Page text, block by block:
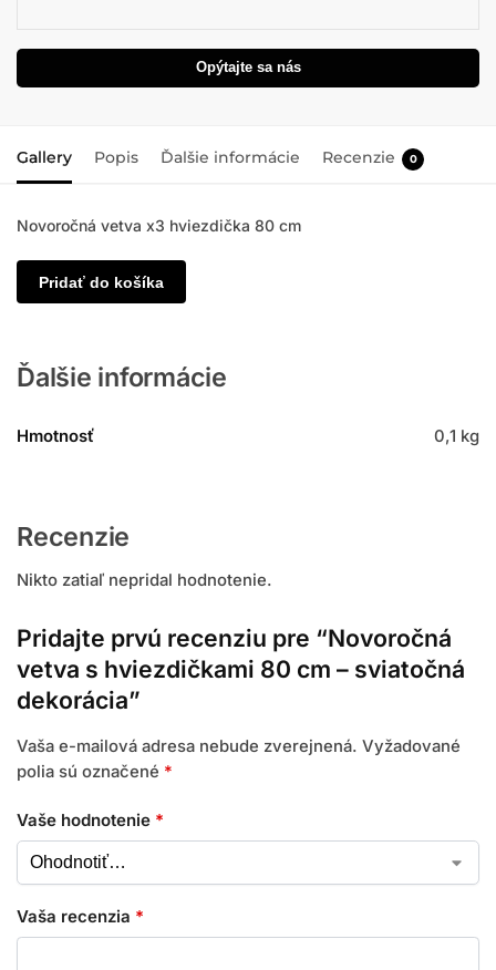
Opýtajte sa nás
Gallery Popis Ďalšie informácie Recenzie 0
Novoročná vetva x3 hviezdička 80 cm
Pridať do košíka
Ďalšie informácie
Hmotnosť 0,1 kg
Recenzie
Nikto zatiaľ nepridal hodnotenie.
Pridajte prvú recenziu pre “Novoročná
vetva s hviezdičkami 80 cm – sviatočná
dekorácia”
Vaša e-mailová adresa nebude zverejnená. Vyžadované
polia sú označené *
Vaše hodnotenie *
Vaša recenzia *